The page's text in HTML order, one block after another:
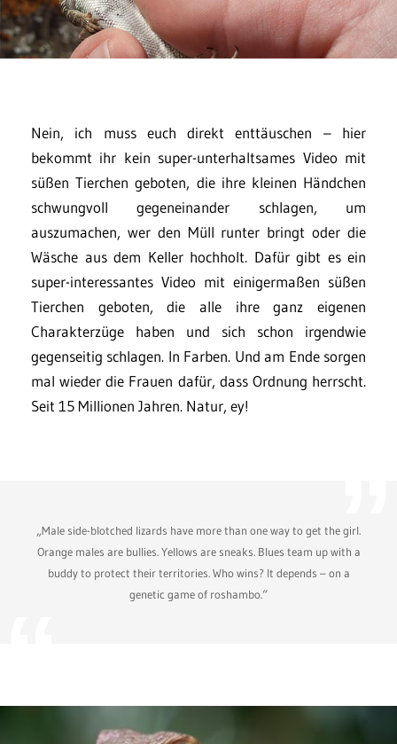
Nein, ich muss euch direkt enttäuschen – hier
bekommt ihr kein super-unterhaltsames Video mit
süßen Tierchen geboten, die ihre kleinen Händchen
schwungvoll gegeneinander schlagen, um
auszumachen, wer den Müll runter bringt oder die
Wäsche aus dem Keller hochholt. Dafür gibt es ein
super-interessantes Video mit einigermaßen süßen
Tierchen geboten, die alle ihre ganz eigenen
Charakterzüge haben und sich schon irgendwie
gegenseitig schlagen. In Farben. Und am Ende sorgen
mal wieder die Frauen dafür, dass Ordnung herrscht.
Seit 15 Millionen Jahren. Natur, ey!
„Male side-blotched lizards have more than one way to get the girl.
Orange males are bullies. Yellows are sneaks. Blues team up with a
buddy to protect their territories. Who wins? It depends – on a
genetic game of roshambo.“